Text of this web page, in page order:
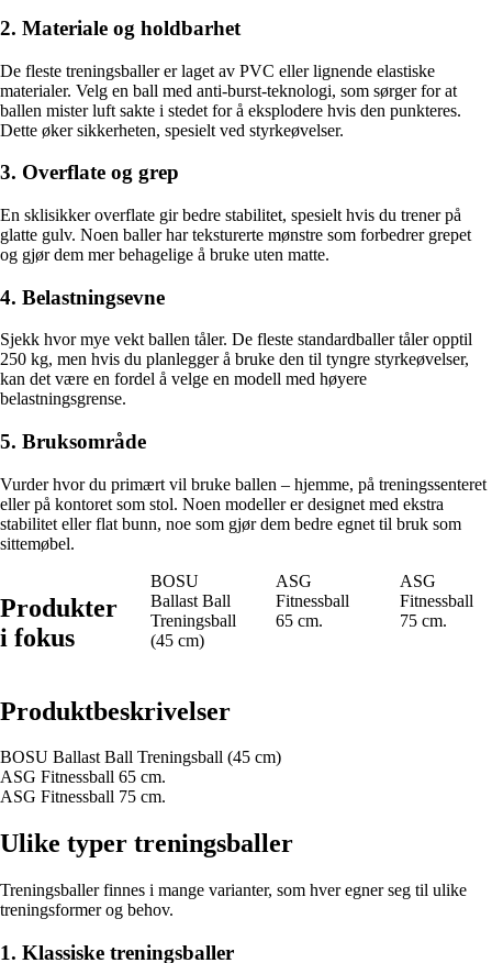
2. Materiale og holdbarhet
De fleste treningsballer er laget av PVC eller lignende elastiske
materialer. Velg en ball med anti-burst-teknologi, som sørger for at
ballen mister luft sakte i stedet for å eksplodere hvis den punkteres.
Dette øker sikkerheten, spesielt ved styrkeøvelser.
3. Overflate og grep
En sklisikker overflate gir bedre stabilitet, spesielt hvis du trener på
glatte gulv. Noen baller har teksturerte mønstre som forbedrer grepet
og gjør dem mer behagelige å bruke uten matte.
4. Belastningsevne
Sjekk hvor mye vekt ballen tåler. De fleste standardballer tåler opptil
250 kg, men hvis du planlegger å bruke den til tyngre styrkeøvelser,
kan det være en fordel å velge en modell med høyere
belastningsgrense.
5. Bruksområde
Vurder hvor du primært vil bruke ballen – hjemme, på treningssenteret
eller på kontoret som stol. Noen modeller er designet med ekstra
stabilitet eller flat bunn, noe som gjør dem bedre egnet til bruk som
sittemøbel.
Produkter
i fokus
BOSU
Ballast Ball
Treningsball
(45 cm)
ASG
Fitnessball
65 cm.
ASG
Fitnessball
75 cm.
Produktbeskrivelser
BOSU Ballast Ball Treningsball (45 cm)
ASG Fitnessball 65 cm.
ASG Fitnessball 75 cm.
Ulike typer treningsballer
Treningsballer finnes i mange varianter, som hver egner seg til ulike
treningsformer og behov.
1. Klassiske treningsballer